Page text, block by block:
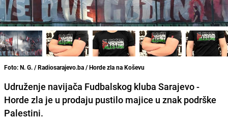
Foto: N. G. / Radiosarajevo.ba / Horde zla na Koševu
Udruženje navijača Fudbalskog kluba Sarajevo -
Horde zla je u prodaju pustilo majice u znak podrške
Palestini.